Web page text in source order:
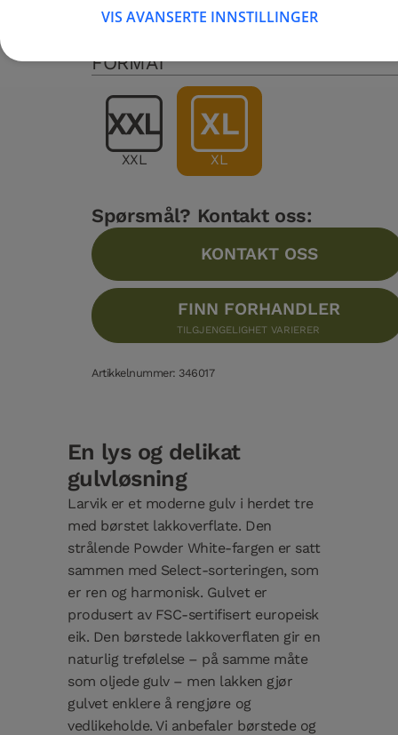
VIS AVANSERTE INNSTILLINGER
Flere spesifikasjoner
FORMAT
XXL XL
Spørsmål? Kontakt oss:
KONTAKT OSS
FINN FORHANDLER
TILGJENGELIGHET VARIERER
Artikkelnummer: 346017
En lys og delikat
gulvløsning
Larvik er et moderne gulv i herdet tre
med børstet lakkoverflate. Den
strålende Powder White-fargen er satt
sammen med Select-sorteringen, som
er ren og harmonisk. Gulvet er
produsert av FSC-sertifisert europeisk
eik. Den børstede lakkoverflaten gir en
naturlig trefølelse – på samme måte
som oljede gulv – men lakken gjør
gulvet enklere å rengjøre og
vedlikeholde. Vi anbefaler børstede og